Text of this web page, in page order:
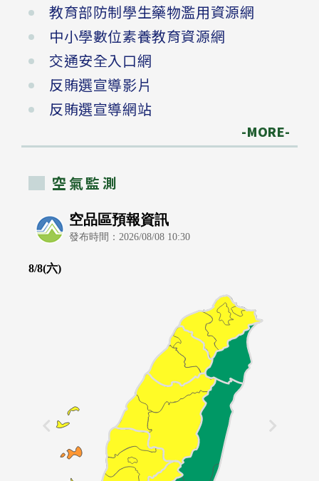
教育部防制學生藥物濫用資源網
中小學數位素養教育資源網
交通安全入口網
反賄選宣導影片
反賄選宣導網站
-MORE-
空氣監測